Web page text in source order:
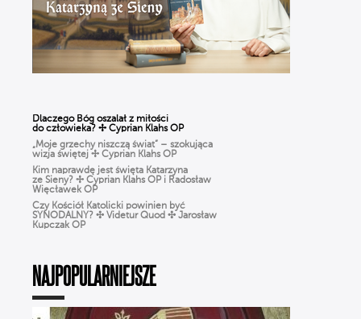
Dlaczego Bóg oszalał z miłości
do człowieka? ✢ Cyprian Klahs OP
„Moje grzechy niszczą świat” – szokująca
wizja świętej ✢ Cyprian Klahs OP
Kim naprawdę jest święta Katarzyna
ze Sieny? ✢ Cyprian Klahs OP i Radosław
Więcławek OP
Czy Kościół Katolicki powinien być
SYNODALNY? ✣ Videtur Quod ✣ Jarosław
Kupczak OP
CHARYZMATY w Kościele: dar
czy zagrożenie? Jak rozpoznać prawdziwe
działanie DUCHA ŚWIĘTEGO?
Różaniec dla ludzi ZMĘCZONYCH życiem.
Jak modlić się, gdy BRAK CZASU? | Michał
NAJPOPULARNIEJSZE